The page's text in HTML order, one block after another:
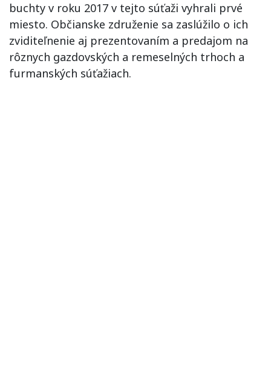
buchty v roku 2017 v tejto súťaži vyhrali prvé
miesto. Občianske združenie sa zaslúžilo o ich
zviditeľnenie aj prezentovaním a predajom na
rôznych gazdovských a remeselných trhoch a
furmanských súťažiach.